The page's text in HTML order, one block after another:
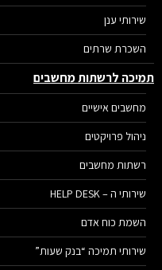
שירותי ענן
השכרת שרתים
לרשתות מחשבים
מחשבים אישיים
ניהול פרויקטים
רשתות מחשבים
שירותי ה – HELP DESK
השמת כוח אדם
שירותי תמיכה “בנק שעות”